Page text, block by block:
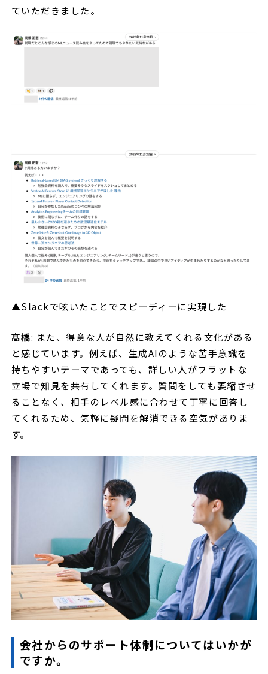
ていただきました。
▲Slackで呟いたことでスピーディーに実現した
髙橋: また、得意な人が自然に教えてくれる文化がある
と感じています。例えば、生成AIのような苦手意識を
持ちやすいテーマであっても、詳しい人がフラットな
立場で知見を共有してくれます。質問をしても萎縮させ
ることなく、相手のレベル感に合わせて丁寧に回答し
てくれるため、気軽に疑問を解消できる空気がありま
す。
会社からのサポート体制についてはいかが
ですか。